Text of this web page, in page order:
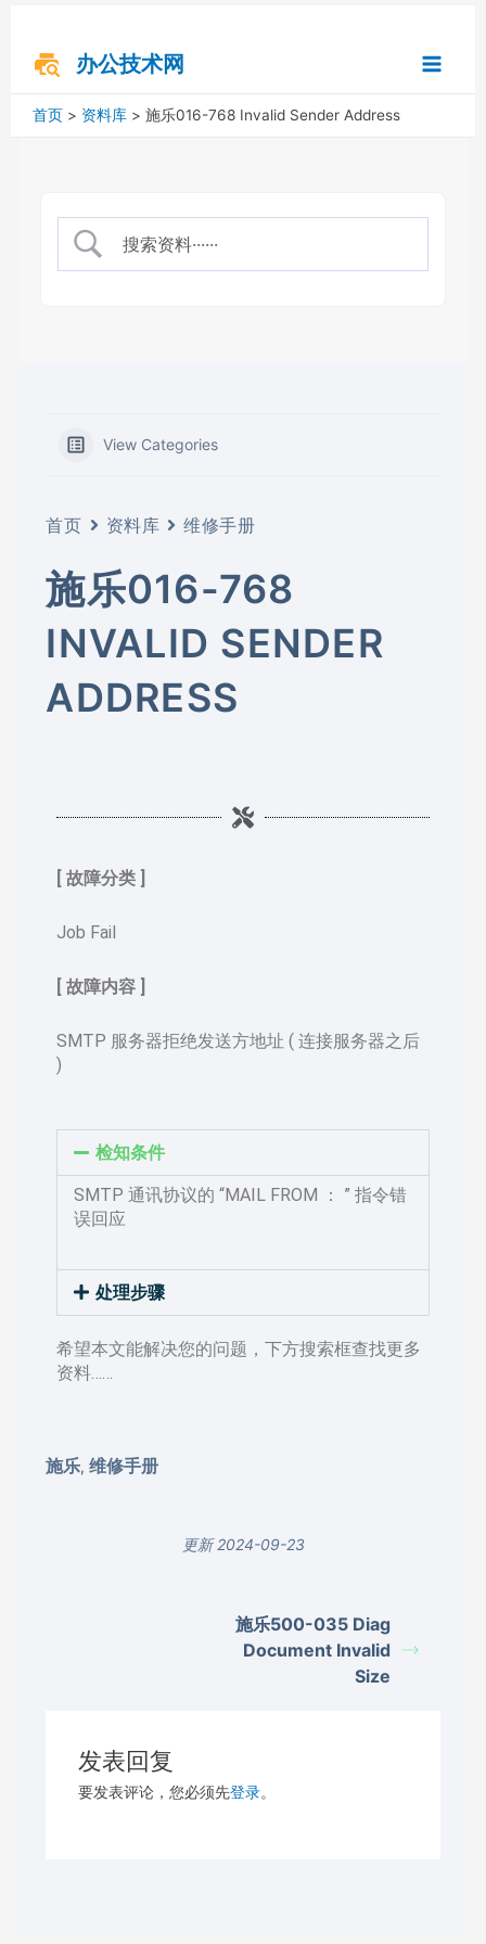
办公技术网
Menu
首页 资料库 施乐016-768 Invalid Sender Address
View Categories
首页 资料库 维修手册
施乐016-768
INVALID SENDER
ADDRESS
[ 故障分类 ]
Job Fail
[ 故障内容 ]
SMTP 服务器拒绝发送方地址 ( 连接服务器之后
)
检知条件
SMTP 通讯协议的 “MAIL FROM ： ” 指令错
误回应
处理步骤
希望本文能解决您的问题，下方搜索框查找更多
资料……
施乐,维修手册
更新 2024-09-23
施乐500-035 Diag
Document Invalid
Size
发表回复
要发表评论，您必须先登录。